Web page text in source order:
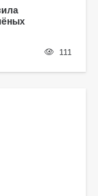
111